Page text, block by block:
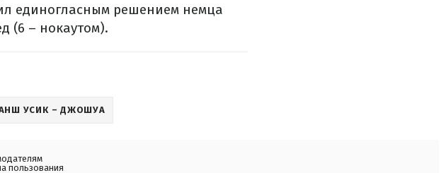
единогласным решением немца
(6 – нокаутом).
УСИК – ДЖОШУА
пользования